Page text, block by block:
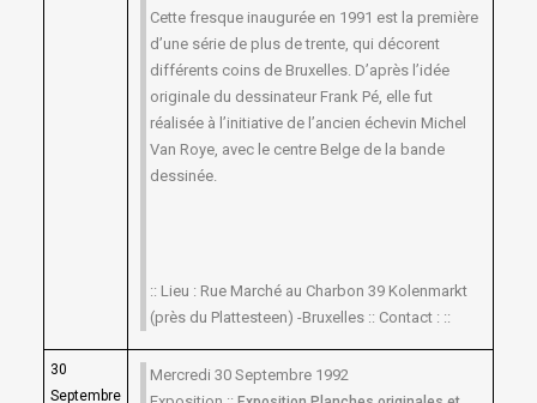
Cette fresque inaugurée en 1991 est la première
d’une série de plus de trente, qui décorent
différents coins de Bruxelles. D’après l’idée
originale du dessinateur Frank Pé, elle fut
réalisée à l’initiative de l’ancien échevin Michel
Van Roye, avec le centre Belge de la bande
dessinée.
:: Lieu : Rue Marché au Charbon 39 Kolenmarkt
(près du Plattesteen) -Bruxelles :: Contact : ::
30
Septembre
Mercredi 30 Septembre 1992